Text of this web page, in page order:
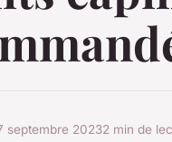
septembre 20232 min de